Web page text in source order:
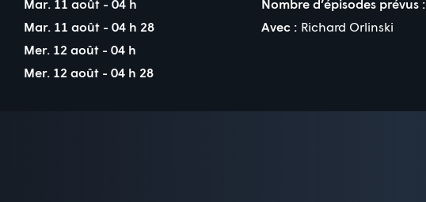
Mar. 11 août - 04 h
Mar. 11 août - 04 h 28
Mer. 12 août - 04 h
Mer. 12 août - 04 h 28
Nombre d’épisodes prévus :
Avec : Richard Orlinski